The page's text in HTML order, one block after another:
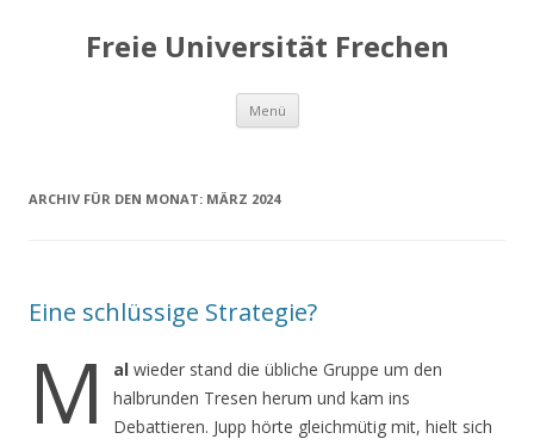
Freie Universität Frechen
Menü Zum
springen
ARCHIV FÜR DEN MONAT: MÄRZ 2024
Eine schlüssige Strategie?
M al wieder stand die übliche Gruppe um den
halbrunden Tresen herum und kam ins
Debattieren. Jupp hörte gleichmütig mit, hielt sich